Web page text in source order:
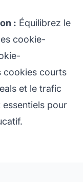
: Équilibrez le
cookie-
cookies courts
et le trafic
pour